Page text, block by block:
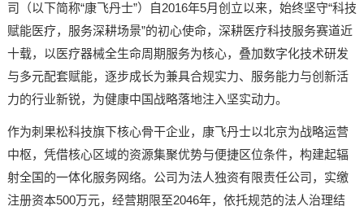
司（以下简称“康飞丹士”）自2016年5月创立以来，始终坚守“科技
赋能医疗，服务深耕场景”的初心使命，深耕医疗科技服务赛道近
十载，以医疗器械全生命周期服务为核心，叠加数字化技术研发
与多元配套赋能，逐步成长为兼具合规实力、服务能力与创新活
力的行业新锐，为健康中国战略落地注入坚实动力。
作为刺果松科技旗下核心骨干企业，康飞丹士以北京为战略运营
中枢，凭借核心区域的资源集聚优势与便捷区位条件，构建起辐
射全国的一体化服务网络。公司为法人独资有限责任公司，实缴
注册资本500万元，经营期限至2046年，依托规范的法人治理结